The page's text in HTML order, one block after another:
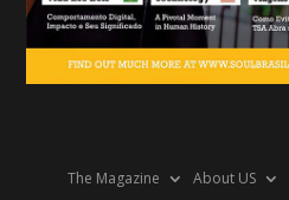
The Magazine About US